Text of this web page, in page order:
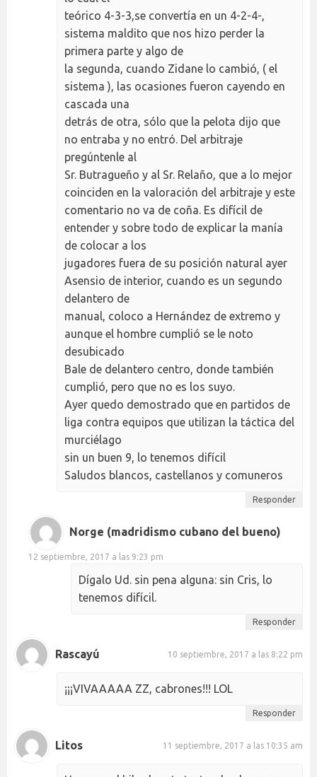
teórico 4-3-3,se convertía en un 4-2-4-,
sistema maldito que nos hizo perder la
primera parte y algo de
la segunda, cuando Zidane lo cambió, ( el
sistema ), las ocasiones fueron cayendo en
cascada una
detrás de otra, sólo que la pelota dijo que
no entraba y no entró. Del arbitraje
pregúntenle al
Sr. Butragueño y al Sr. Relaño, que a lo mejor
coinciden en la valoración del arbitraje y este
comentario no va de coña. Es difícil de
entender y sobre todo de explicar la manía
de colocar a los
jugadores fuera de su posición natural ayer
Asensio de interior, cuando es un segundo
delantero de
manual, coloco a Hernández de extremo y
aunque el hombre cumplió se le noto
desubicado
Bale de delantero centro, donde también
cumplió, pero que no es los suyo.
Ayer quedo demostrado que en partidos de
liga contra equipos que utilizan la táctica del
murciélago
sin un buen 9, lo tenemos difícil
Saludos blancos, castellanos y comuneros
Responder
Norge (madridismo cubano del bueno)
12 septiembre, 2017 a las 9:23 pm
Dígalo Ud. sin pena alguna: sin Cris, lo
tenemos difícil.
Responder
Rascayú 10 septiembre, 2017 a las 8:22 pm
¡¡¡VIVAAAAA ZZ, cabrones!!! LOL
Responder
Litos 11 septiembre, 2017 a las 10:35 am